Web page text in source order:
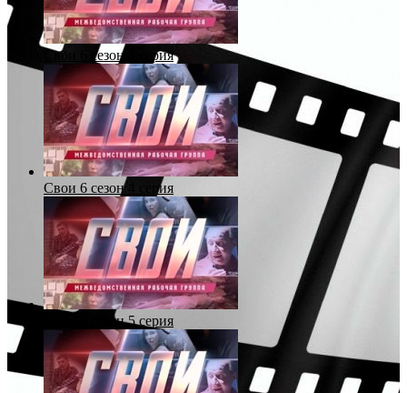
Свои 6 сезон 3 серия
Свои 6 сезон 4 серия
Свои 6 сезон 5 серия